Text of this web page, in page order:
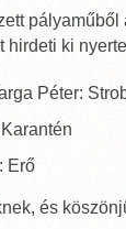
pályaműből
hirdeti ki
Péter:
Erő
és